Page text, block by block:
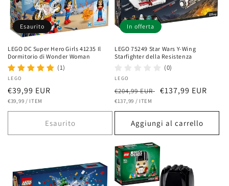
Esaurito
LEGO DC Super Hero Girls 41235 Il
Dormitorio di Wonder Woman
(1)
Fornitore:
LEGO
Prezzo
di
listino
€39,99 EUR
PREZZO
€39,99 / PER
ITEM
Esaurito
In offerta
LEGO 75249 Star Wars Y-Wing
Starfighter della Resistenza
(0)
Fornitore:
LEGO
Prezzo
di
listino
€204,99 EUR Prezzo
€137,99 EUR
PREZZO
€137,99 / PER
ITEM
Aggiungi al carrello